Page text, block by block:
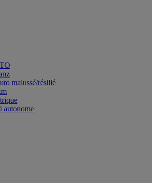
malussé/résilié
autonome